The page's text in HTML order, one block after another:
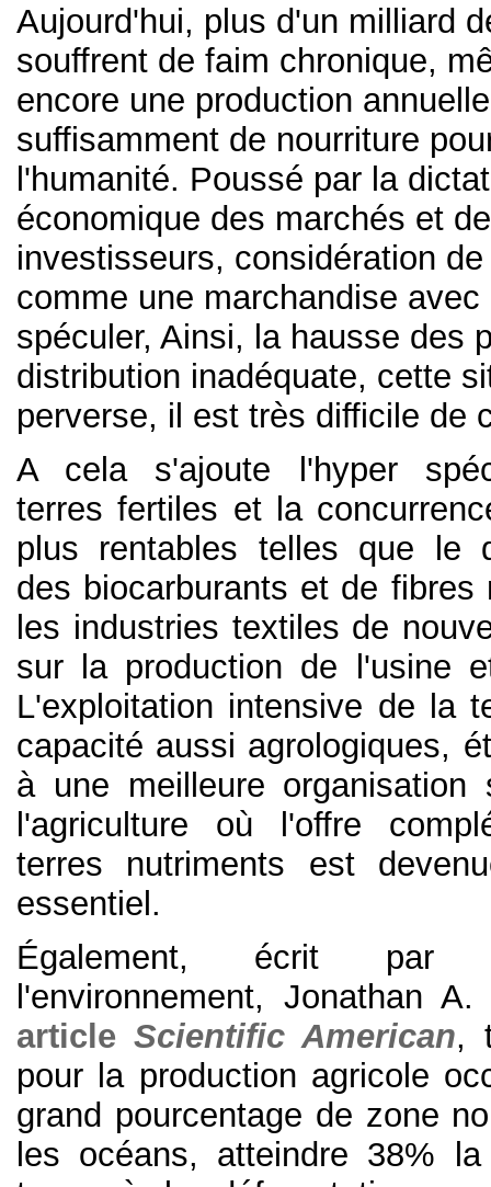
Aujourd'hui, plus d'un milliard
souffrent de faim chronique,
encore une production
suffisamment de nourriture
l'humanité. Poussé par la
économique des marchés et
investisseurs, considération
comme une marchandise avec
spéculer, Ainsi, la hausse des
distribution inadéquate, cette
perverse, il est très difficile de
A cela s'ajoute l'hyper
terres fertiles et la
plus rentables telles que le
des biocarburants et de fibres
les industries textiles de
sur la production de l'usine
L'exploitation intensive de la
capacité aussi agrologiques,
à une meilleure organisation
l'agriculture où l'offre
terres nutriments est
essentiel.
Également, écrit par
l'environnement, Jonathan
articleScientific American,
pour la production agricole
grand pourcentage de zone
les océans, atteindre 38%